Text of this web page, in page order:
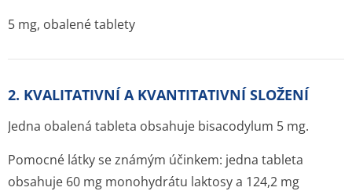
5 mg, obalené tablety
2. KVALITATIVNÍ A KVANTITATIVNÍ SLOŽENÍ
Jedna obalená tableta obsahuje bisacodylum 5 mg.
Pomocné látky se známým účinkem: jedna tableta
obsahuje 60 mg monohydrátu laktosy a 124,2 mg